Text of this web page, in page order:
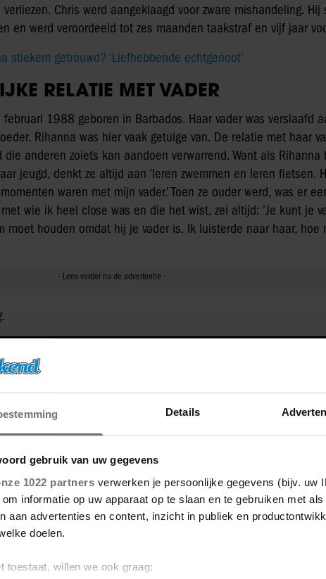
Details
gebruik van uw gegevens
1022 partners verwerken je persoonlijke gegevens (bijv. uw
informatie op uw apparaat op te slaan en te gebruiken met
aan advertenties en content, inzicht in publiek en
doelen.
toestaat, willen we ook graag:
Chris werd aangeklaagd voor zware mishandeling. Hij
en werd veroordeeld tot zes maanden taakstraf en vijf jaar
stiekem getrouwd? ‘Liefhebbende echtgenoot’
RELATIE MET VADER
1988 geboren in Barbados. Haar vader was verslaafd
Rihanna was hier vaak getuige van. De relatie met haar
anderen zoiets kan aandoen verwarrend. Want als Rihanna
jeugd, denkt ze altijd aan ’leren zwemmen en leren fietsen.
waren met mijn vader.’ Toen ze ouder werd, was er
wie ik heel close was en die het wist, zei altijd: ’Je kunt je
moet houden omdat hij je vader is. Ik luisterde naar haar, hoe